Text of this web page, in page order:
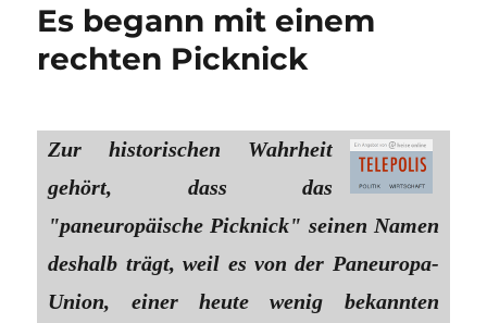
Es begann mit einem
rechten Picknick
Zur historischen Wahrheit
gehört, dass das
"paneuropäische Picknick" seinen Namen
deshalb trägt, weil es von der Paneuropa-
Union, einer heute wenig bekannten